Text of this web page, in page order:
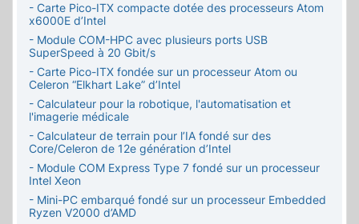
- Carte Pico-ITX compacte dotée des processeurs Atom
x6000E d’Intel
- Module COM-HPC avec plusieurs ports USB
SuperSpeed à 20 Gbit/s
- Carte Pico-ITX fondée sur un processeur Atom ou
Celeron “Elkhart Lake” d’Intel
- Calculateur pour la robotique, l'automatisation et
l'imagerie médicale
- Calculateur de terrain pour l’IA fondé sur des
Core/Celeron de 12e génération d’Intel
- Module COM Express Type 7 fondé sur un processeur
Intel Xeon
- Mini-PC embarqué fondé sur un processeur Embedded
Ryzen V2000 d’AMD